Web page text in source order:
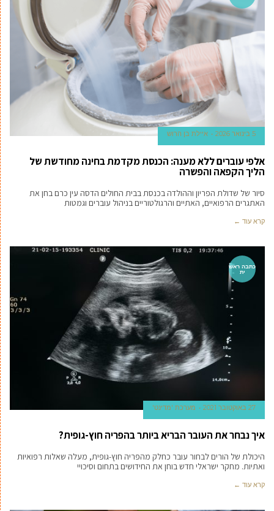
5 בינואר 2026 איילת בן הרוש
אלפי עוברים ללא מענה: הכנסת מקדמת בחינה מחודשת של
הליך הקפאה והפשרה
סיור של שדולת הפריון וההולדה בכנסת בבית החולים הדסה עין כרם בחן את
האתגרים הרפואיים, האתיים והרגולטוריים בניהול עוברים וגמטות
קרא עוד ←
כתבה ראש
ית
27 באוקטובר 2021 מערכת 'מדינט'
איך נבחר את העובר הבריא ביותר בהפריה חוץ-גופית?
היכולת של הורים לבחור עובר כחלק מהפריה חוץ-גופית, מעלה שאלות רפואיות
ואתיות. מחקר ישראלי חדש בוחן את החידושים בתחום וסיכויי
קרא עוד ←